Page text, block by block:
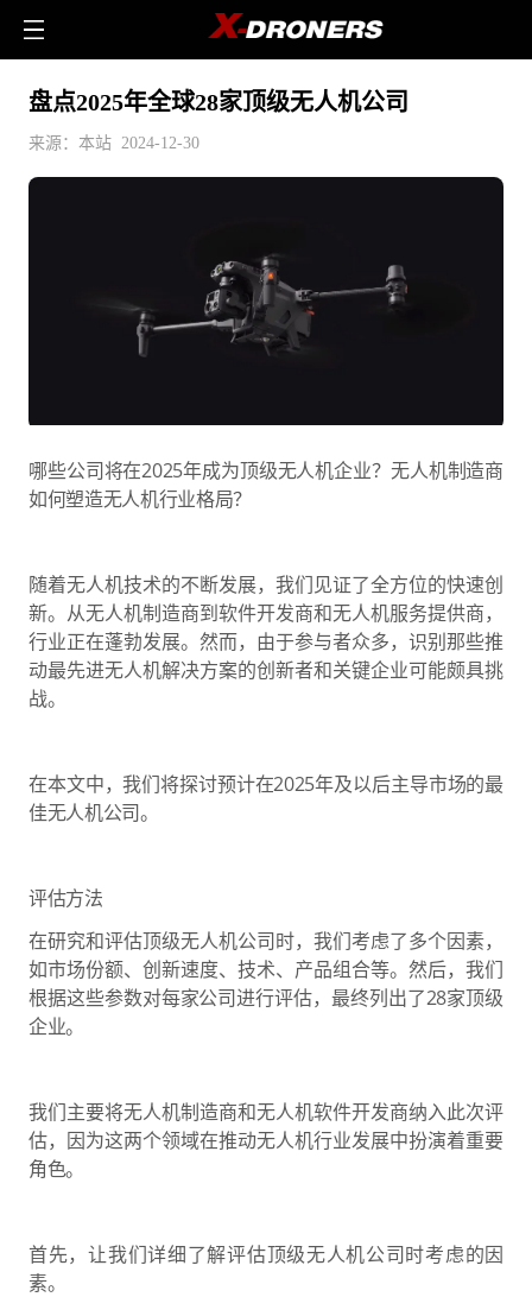
盘点2025年全球28家顶级无人机公司
来源：本站 2024-12-30
哪些公司将在2025年成为顶级无人机企业？无人机制造商
如何塑造无人机行业格局？
随着无人机技术的不断发展，我们见证了全方位的快速创
新。从无人机制造商到软件开发商和无人机服务提供商，
行业正在蓬勃发展。然而，由于参与者众多，识别那些推
动最先进无人机解决方案的创新者和关键企业可能颇具挑
战。
在本文中，我们将探讨预计在2025年及以后主导市场的最
佳无人机公司。
评估方法
在研究和评估顶级无人机公司时，我们考虑了多个因素，
如市场份额、创新速度、技术、产品组合等。然后，我们
根据这些参数对每家公司进行评估，最终列出了28家顶级
企业。
我们主要将无人机制造商和无人机软件开发商纳入此次评
估，因为这两个领域在推动无人机行业发展中扮演着重要
角色。
首先，让我们详细了解评估顶级无人机公司时考虑的因
素。